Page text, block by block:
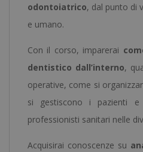
odontoiatrico, dal punto di
e umano.
Con il corso, imparerai
dentistico dall’interno,
operative, come si
si gestiscono i pazienti
professionisti sanitari nelle
Acquisirai conoscenze su